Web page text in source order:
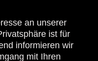
an unserer
ist für
informieren wir
mit Ihren